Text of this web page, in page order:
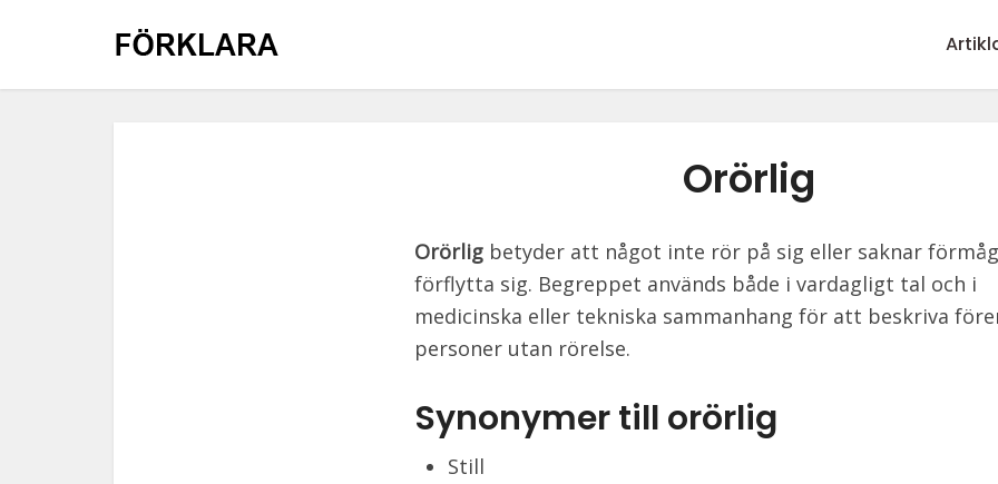
Orörlig
Orörlig betyder att något inte rör på sig eller saknar
förflytta sig. Begreppet används både i vardagligt tal och i
medicinska eller tekniska sammanhang för att beskriva
personer utan rörelse.
Synonymer till orörlig
Still